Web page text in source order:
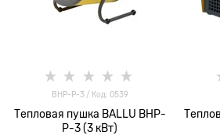
BHP-P-3 / Код: 0539
Тепловая пушка BALLU BHP-
P-3 (3 кВт)